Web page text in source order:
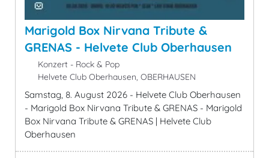
Marigold Box Nirvana Tribute &
GRENAS - Helvete Club Oberhausen
Konzert - Rock & Pop
Helvete Club Oberhausen, OBERHAUSEN
Samstag, 8. August 2026 - Helvete Club Oberhausen
- Marigold Box Nirvana Tribute & GRENAS - Marigold
Box Nirvana Tribute & GRENAS | Helvete Club
Oberhausen